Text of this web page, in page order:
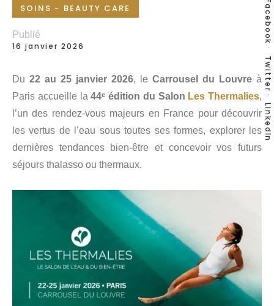
Facebook
Twitter
LinkedIn
SOINS - BEAUTY CARE
Publié
16 janvier 2026
Du 22 au 25 janvier 2026, le Carrousel du Louvre à
Paris accueille la44ᵉ édition du Salon Les Thermalies,
l’un des rendez-vous majeurs en France pour découvrir
les vertus de l’eau sous toutes ses formes, explorer les
dernières tendances bien-être et concevoir vos futurs
séjours thalasso ou thermaux.